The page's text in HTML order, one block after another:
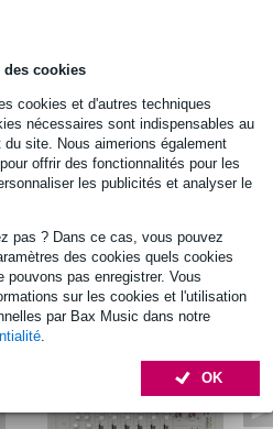
des cookies
cookies et d'autres techniques
nécessaires sont indispensables au
du site. Nous aimerions également
offrir des fonctionnalités pour les
les publicités et analyser le
pas ? Dans ce cas, vous pouvez
des cookies quels cookies
pouvons pas enregistrer. Vous
sur les cookies et l'utilisation
par Bax Music dans notre
.
OK
du produit